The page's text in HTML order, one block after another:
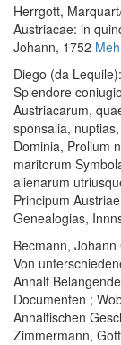
Herrgott, Marquart
Austriacae: in
Johann, 1752
Diego (da Lequile):
Splendore
Austriacarum,
sponsalia,
Dominia, Prolium
maritorum
alienarum
Principum
Genealogias,
Becmann, Johann
Von
Anhalt
Documenten ;
Anhaltischen
Zimmermann,